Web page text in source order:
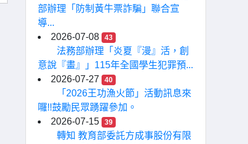
部辦理「防制黃牛票詐騙」聯合宣
導...
2026-07-08
43
法務部辦理「炎夏『漫』活，創
意說『畫』」115年全國學生犯罪預...
2026-07-27
40
「2026王功漁火節」活動訊息來
囉!!鼓勵民眾踴躍參加。
2026-07-15
39
轉知 教育部委託方成事股份有限